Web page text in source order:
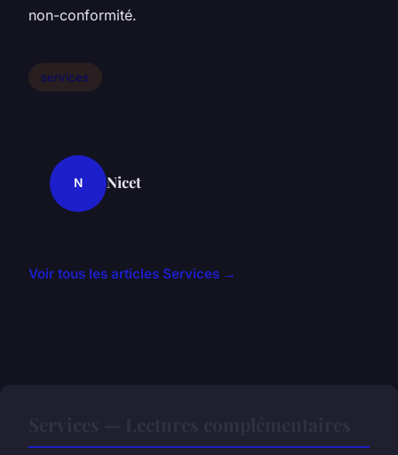
non-conformité.
services
N Nicet
Voir tous les articles Services →